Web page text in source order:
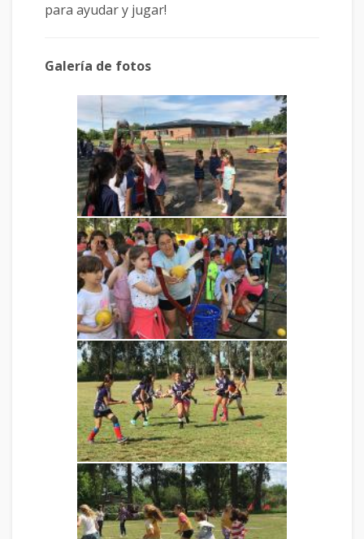
para ayudar y jugar!
Galería de fotos